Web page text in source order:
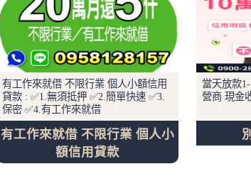
有工作來就借 不限行業 個人小額信用
貸款 : ✅1.無須抵押 ✅2.簡單快速 ✅3.
保密 ✅4.有工作來就借
有工作來就借 不限行業 個人小
額信用貸款
當天放款
營商 現金